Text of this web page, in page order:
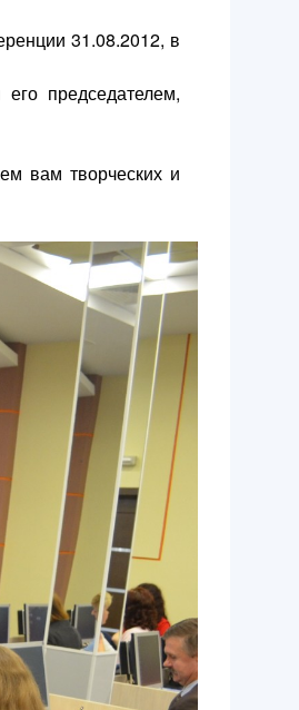
31.08.2012, в
председателем,
вам творческих и